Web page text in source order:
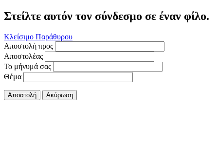
Στείλτε αυτόν τον σύνδεσμο σε έναν φίλο.
Κλείσιμο Παράθυρου
Αποστολή προς
Αποστολέας
Το μήνυμά σας
Θέμα
Αποστολή Ακύρωση